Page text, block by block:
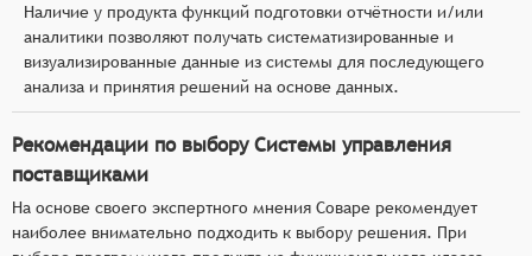
Наличие у продукта функций подготовки отчётности и/или
аналитики позволяют получать систематизированные и
визуализированные данные из системы для последующего
анализа и принятия решений на основе данных.
Рекомендации по выбору Системы управления
поставщиками
На основе своего экспертного мнения Соваре рекомендует
наиболее внимательно подходить к выбору решения. При